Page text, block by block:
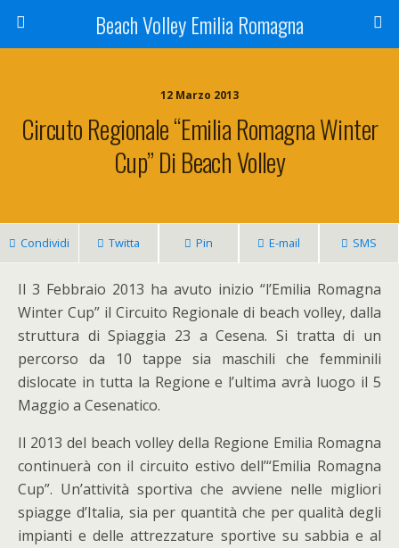
Beach Volley Emilia Romagna
12 Marzo 2013
Circuto Regionale “Emilia Romagna Winter
Cup” Di Beach Volley
Condividi Twitta Pin E-mail SMS
Il 3 Febbraio 2013 ha avuto inizio “l’Emilia Romagna
Winter Cup” il Circuito Regionale di beach volley, dalla
struttura di Spiaggia 23 a Cesena. Si tratta di un
percorso da 10 tappe sia maschili che femminili
dislocate in tutta la Regione e l’ultima avrà luogo il 5
Maggio a Cesenatico.
Il 2013 del beach volley della Regione Emilia Romagna
continuerà con il circuito estivo dell’“Emilia Romagna
Cup”. Un’attività sportiva che avviene nelle migliori
spiagge d’Italia, sia per quantità che per qualità degli
impianti e delle attrezzature sportive su sabbia e al